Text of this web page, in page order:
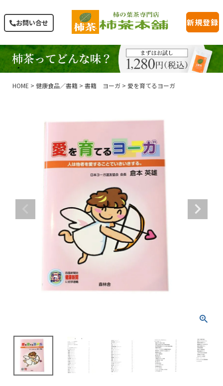
お問い合せ 新規登録
HOME 健康食品／書籍 書籍 ヨーガ 愛を育てるヨーガ